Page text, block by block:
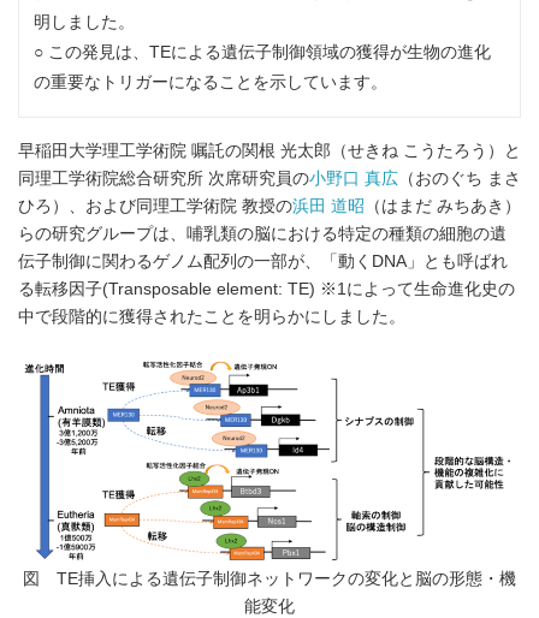
明しました。
○ この発見は、TEによる遺伝子制御領域の獲得が生物の進化
の重要なトリガーになることを示しています。
早稲田大学理工学術院 嘱託の関根 光太郎（せきね こうたろう）と
同理工学術院総合研究所 次席研究員の小野口 真広 （おのぐち まさ
ひろ）、および同理工学術院 教授の浜田 道昭 （はまだ みちあき）
らの研究グループは、哺乳類の脳における特定の種類の細胞の遺
伝子制御に関わるゲノム配列の一部が、「動くDNA」とも呼ばれ
る転移因子(Transposable element: TE) ※1によって生命進化史の
中で段階的に獲得されたことを明らかにしました。
図 TE挿入による遺伝子制御ネットワークの変化と脳の形態・機
能変化